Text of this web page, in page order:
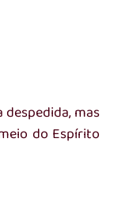
mas
do Espírito